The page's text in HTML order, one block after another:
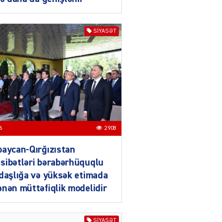
aparır
04.08.2026 4910
Prezident Gömrük
Məcəlləsində dəyişikliyi
TƏSDİQLƏDİ
04.08.2026 5506
Nazirdən Orta Dəhliz
açıqlaması
5512
Ermənistanın taleyi BU
TARİXDƏ həll olunacaq
SIYASƏT
2908
Qırğızıstan
bərabərhüquqlu
və yüksək etimada
müttəfiqlik modelidir
SIYASƏT